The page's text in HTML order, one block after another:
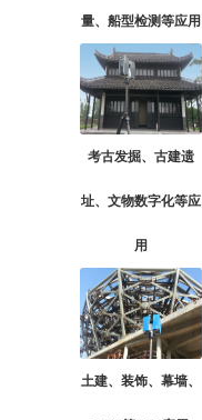
量、船型检测等应用
考古发掘、古建遗
址、文物数字化等应
用
土建、装饰、幕墙、